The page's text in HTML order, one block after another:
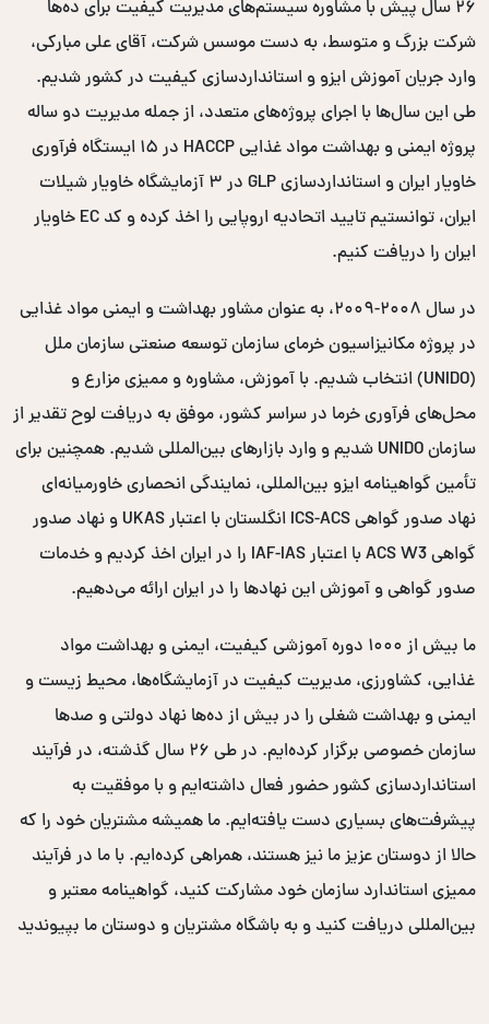
۲۶ سال پیش با مشاوره سیستم‌های مدیریت کیفیت برای ده‌ها
شرکت بزرگ و متوسط، به دست موسس شرکت، آقای علی مبارکی،
وارد جریان آموزش ایزو و استانداردسازی کیفیت در کشور شدیم.
طی این سال‌ها با اجرای پروژه‌های متعدد، از جمله مدیریت دو ساله
پروژه ایمنی و بهداشت مواد غذایی HACCP در ۱۵ ایستگاه فرآوری
خاویار ایران و استانداردسازی GLP در ۳ آزمایشگاه خاویار شیلات
ایران، توانستیم تایید اتحادیه اروپایی را اخذ کرده و کد EC خاویار
ایران را دریافت کنیم.
در سال ۲۰۰۸-۲۰۰۹، به عنوان مشاور بهداشت و ایمنی مواد غذایی
در پروژه مکانیزاسیون خرمای سازمان توسعه صنعتی سازمان ملل
(UNIDO) انتخاب شدیم. با آموزش، مشاوره و ممیزی مزارع و
محل‌های فرآوری خرما در سراسر کشور، موفق به دریافت لوح تقدیر از
سازمان UNIDO شدیم و وارد بازارهای بین‌المللی شدیم. همچنین برای
تأمین گواهینامه ایزو بین‌المللی، نمایندگی انحصاری خاورمیانه‌ای
نهاد صدور گواهی ICS-ACS انگلستان با اعتبار UKAS و نهاد صدور
گواهی ACS W3 با اعتبار IAF-IAS را در ایران اخذ کردیم و خدمات
صدور گواهی و آموزش این نهادها را در ایران ارائه می‌دهیم.
ما بیش از ۱۰۰۰ دوره آموزشی کیفیت، ایمنی و بهداشت مواد
غذایی، کشاورزی، مدیریت کیفیت در آزمایشگاه‌ها، محیط زیست و
ایمنی و بهداشت شغلی را در بیش از ده‌ها نهاد دولتی و صدها
سازمان خصوصی برگزار کرده‌ایم. در طی ۲۶ سال گذشته، در فرآیند
استانداردسازی کشور حضور فعال داشته‌ایم و با موفقیت به
پیشرفت‌های بسیاری دست یافته‌ایم. ما همیشه مشتریان خود را که
حالا از دوستان عزیز ما نیز هستند، همراهی کرده‌ایم. با ما در فرآیند
ممیزی استاندارد سازمان خود مشارکت کنید، گواهینامه معتبر و
بین‌المللی دریافت کنید و به باشگاه مشتریان و دوستان ما بپیوندید